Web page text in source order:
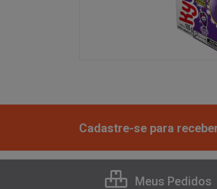
Cadastre-se para
Meus Pedidos